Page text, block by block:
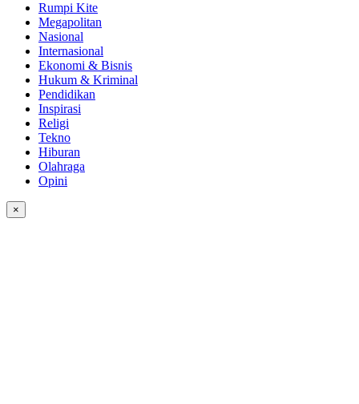
Rumpi Kite
Megapolitan
Nasional
Internasional
Ekonomi & Bisnis
Hukum & Kriminal
Pendidikan
Inspirasi
Religi
Tekno
Hiburan
Olahraga
Opini
×